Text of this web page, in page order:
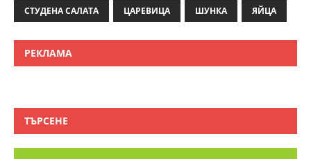
СТУДЕНА САЛАТА ЦАРЕВИЦА ШУНКА ЯЙЦА
РЕКЛАМА
ТЪРСЕНЕ